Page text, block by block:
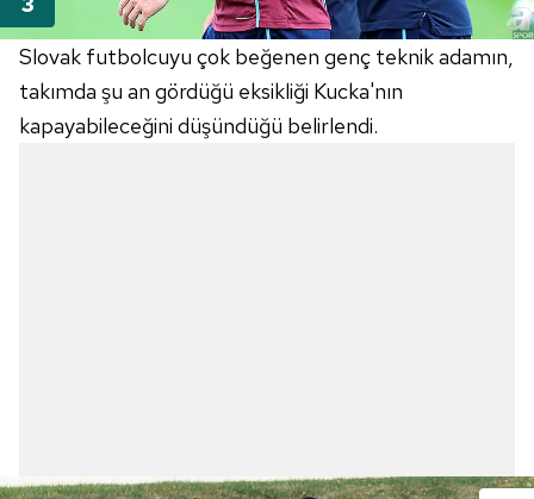
Slovak futbolcuyu çok beğenen genç teknik adamın,
takımda şu an gördüğü eksikliği Kucka'nın
kapayabileceğini düşündüğü belirlendi.